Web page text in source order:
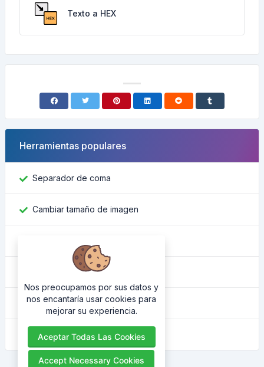
Texto a HEX
Herramientas populares
Separador de coma
Cambiar tamaño de imagen
Convertidor de color
Cuál es mi IP
Embellecedor HTML
Nos preocupamos por sus datos y
nos encantaría usar cookies para
mejorar su experiencia.
Aceptar Todas Las Cookies
Accept Necessary Cookies